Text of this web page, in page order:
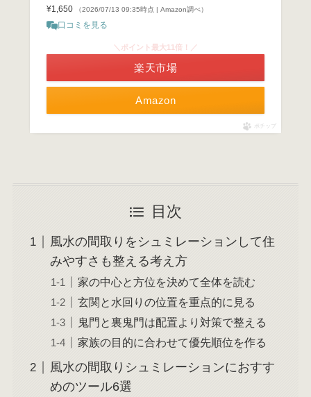
¥1,650
（2026/07/13 09:35時点 | Amazon調べ）
口コミを見る
Amazon
＼ポイント最大11倍！／
楽天市場
ポチップ
目次
風水の間取りをシュミレーションして住
みやすさも整える考え方
家の中心と方位を決めて全体を読む
玄関と水回りの位置を重点的に見る
鬼門と裏鬼門は配置より対策で整える
家族の目的に合わせて優先順位を作る
風水の間取りシュミレーションにおすす
めのツール6選